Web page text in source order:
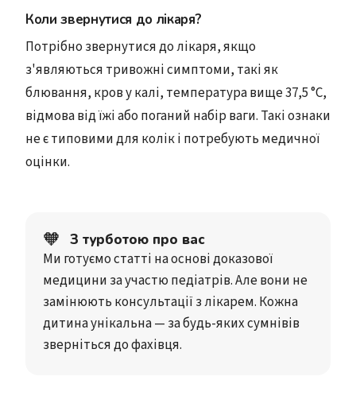
Коли звернутися до лікаря?
Потрібно звернутися до лікаря, якщо
з'являються тривожні симптоми, такі як
блювання, кров у калі, температура вище 37,5 °C,
відмова від їжі або поганий набір ваги. Такі ознаки
не є типовими для колік і потребують медичної
оцінки.
🧡 З турботою про вас
Ми готуємо статті на основі доказової
медицини за участю педіатрів. Але вони не
замінюють консультації з лікарем. Кожна
дитина унікальна — за будь-яких сумнівів
зверніться до фахівця.